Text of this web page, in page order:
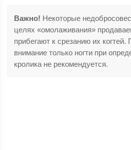
Важно! Некоторые
целях «омолаживания»
прибегают к срезанию их когтей.
внимание только ногти при
кролика не рекомендуется.